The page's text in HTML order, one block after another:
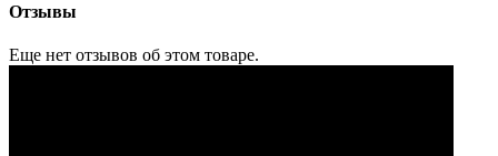
Отзывы
Еще нет отзывов об этом товаре.